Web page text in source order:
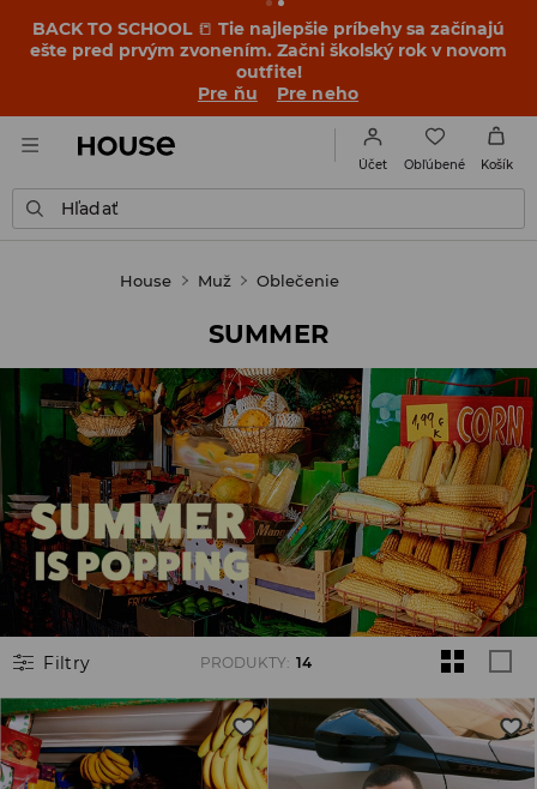
BACK TO SCHOOL 📒 Tie najlepšie príbehy sa začínajú
ešte pred prvým zvonením. Začni školský rok v novom
outfite!
Pre ňu
Pre neho
Účet Obľúbené Košík
Hľadať
House Muž Oblečenie
SUMMER
Filtry PRODUKTY: 14